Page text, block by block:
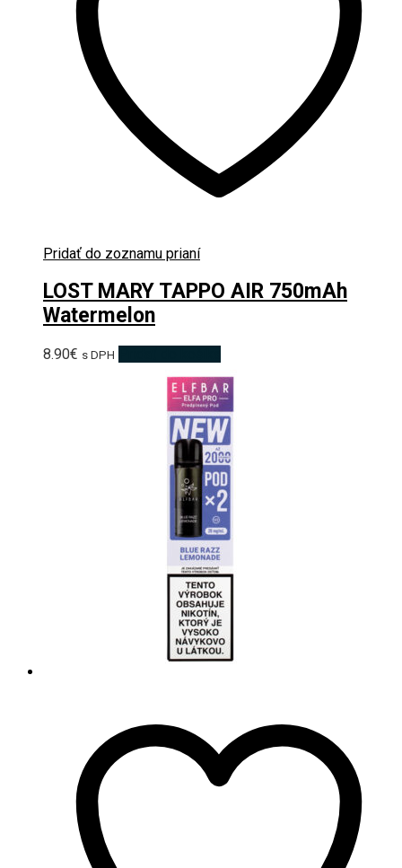
Pridať do zoznamu prianí
LOST MARY TAPPO AIR 750mAh
Watermelon
8.90€ s DPH